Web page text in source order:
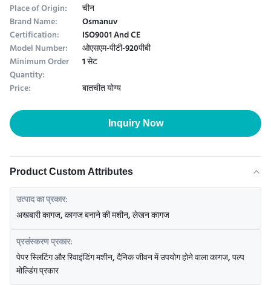
Place of Origin:
चीन
Brand Name: Osmanuv
Certification: ISO9001 And CE
Model Number: ओएसएम-पीटी-920पीबी
Minimum Order
Quantity:
1 सेट
Price:
बातचीत योग्य
Inquiry Now
Product Custom Attributes
उत्पाद का प्रकार:
अखबारी कागज, कागज बनाने की मशीन, लेखन कागज
प्रसंस्करण प्रकार:
पेपर स्लिटिंग और रिवाइंडिंग मशीन, दैनिक जीवन में उपयोग होने वाला कागज, पल्प
मोल्डिंग प्रकार